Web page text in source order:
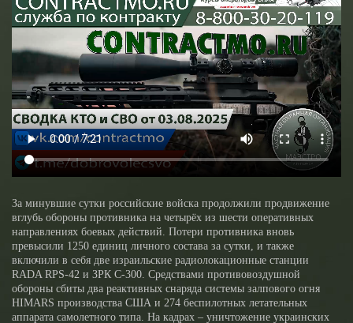
За минувшие сутки российские войска продолжили продвижение
вглубь обороны противника на четырёх из шести оперативных
направлениях боевых действий. Потери противника вновь
превысили 1250 единиц личного состава за сутки, и также
включили в себя две израильские радиолокационные станции
RADA RPS-42 и ЗРК С-300. Средствами противовоздушной
обороны сбиты два реактивных снаряда системы залпового огня
HIMARS производства США и 274 беспилотных летательных
аппарата самолетного типа. На кадрах – уничтожение украинских